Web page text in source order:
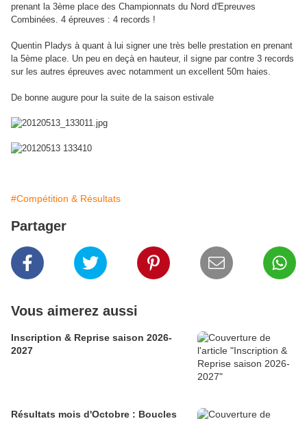
prenant la 3ème place des Championnats du Nord d'Epreuves
Combinées. 4 épreuves : 4 records !
Quentin Pladys à quant à lui signer une très belle prestation en prenant
la 5ème place. Un peu en deçà en hauteur, il signe par contre 3 records
sur les autres épreuves avec notamment un excellent 50m haies.
De bonne augure pour la suite de la saison estivale
#Compétition & Résultats
Partager
Vous aimerez aussi
Inscription & Reprise saison 2026-
2027
Résultats mois d'Octobre : Boucles